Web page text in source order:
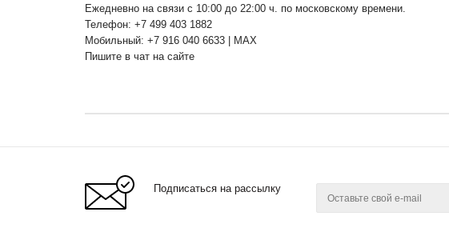
Ежедневно на связи с 10:00 до 22:00 ч. по московскому времени.
Телефон: +7 499 403 1882
Мобильный: +7 916 040 6633 | MAX
Пишите в чат на сайте
Подписаться на рассылку